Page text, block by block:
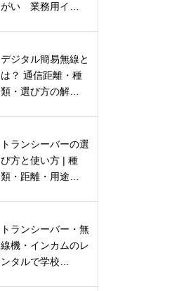
がい 業務用イ…
デジタル簡易無線と
は？ 通信距離・種
類・選び方の解…
トランシーバーの選
び方と使い方 | 種
類・距離・用途…
トランシーバー・無
線機・インカムのレ
ンタルで学校…